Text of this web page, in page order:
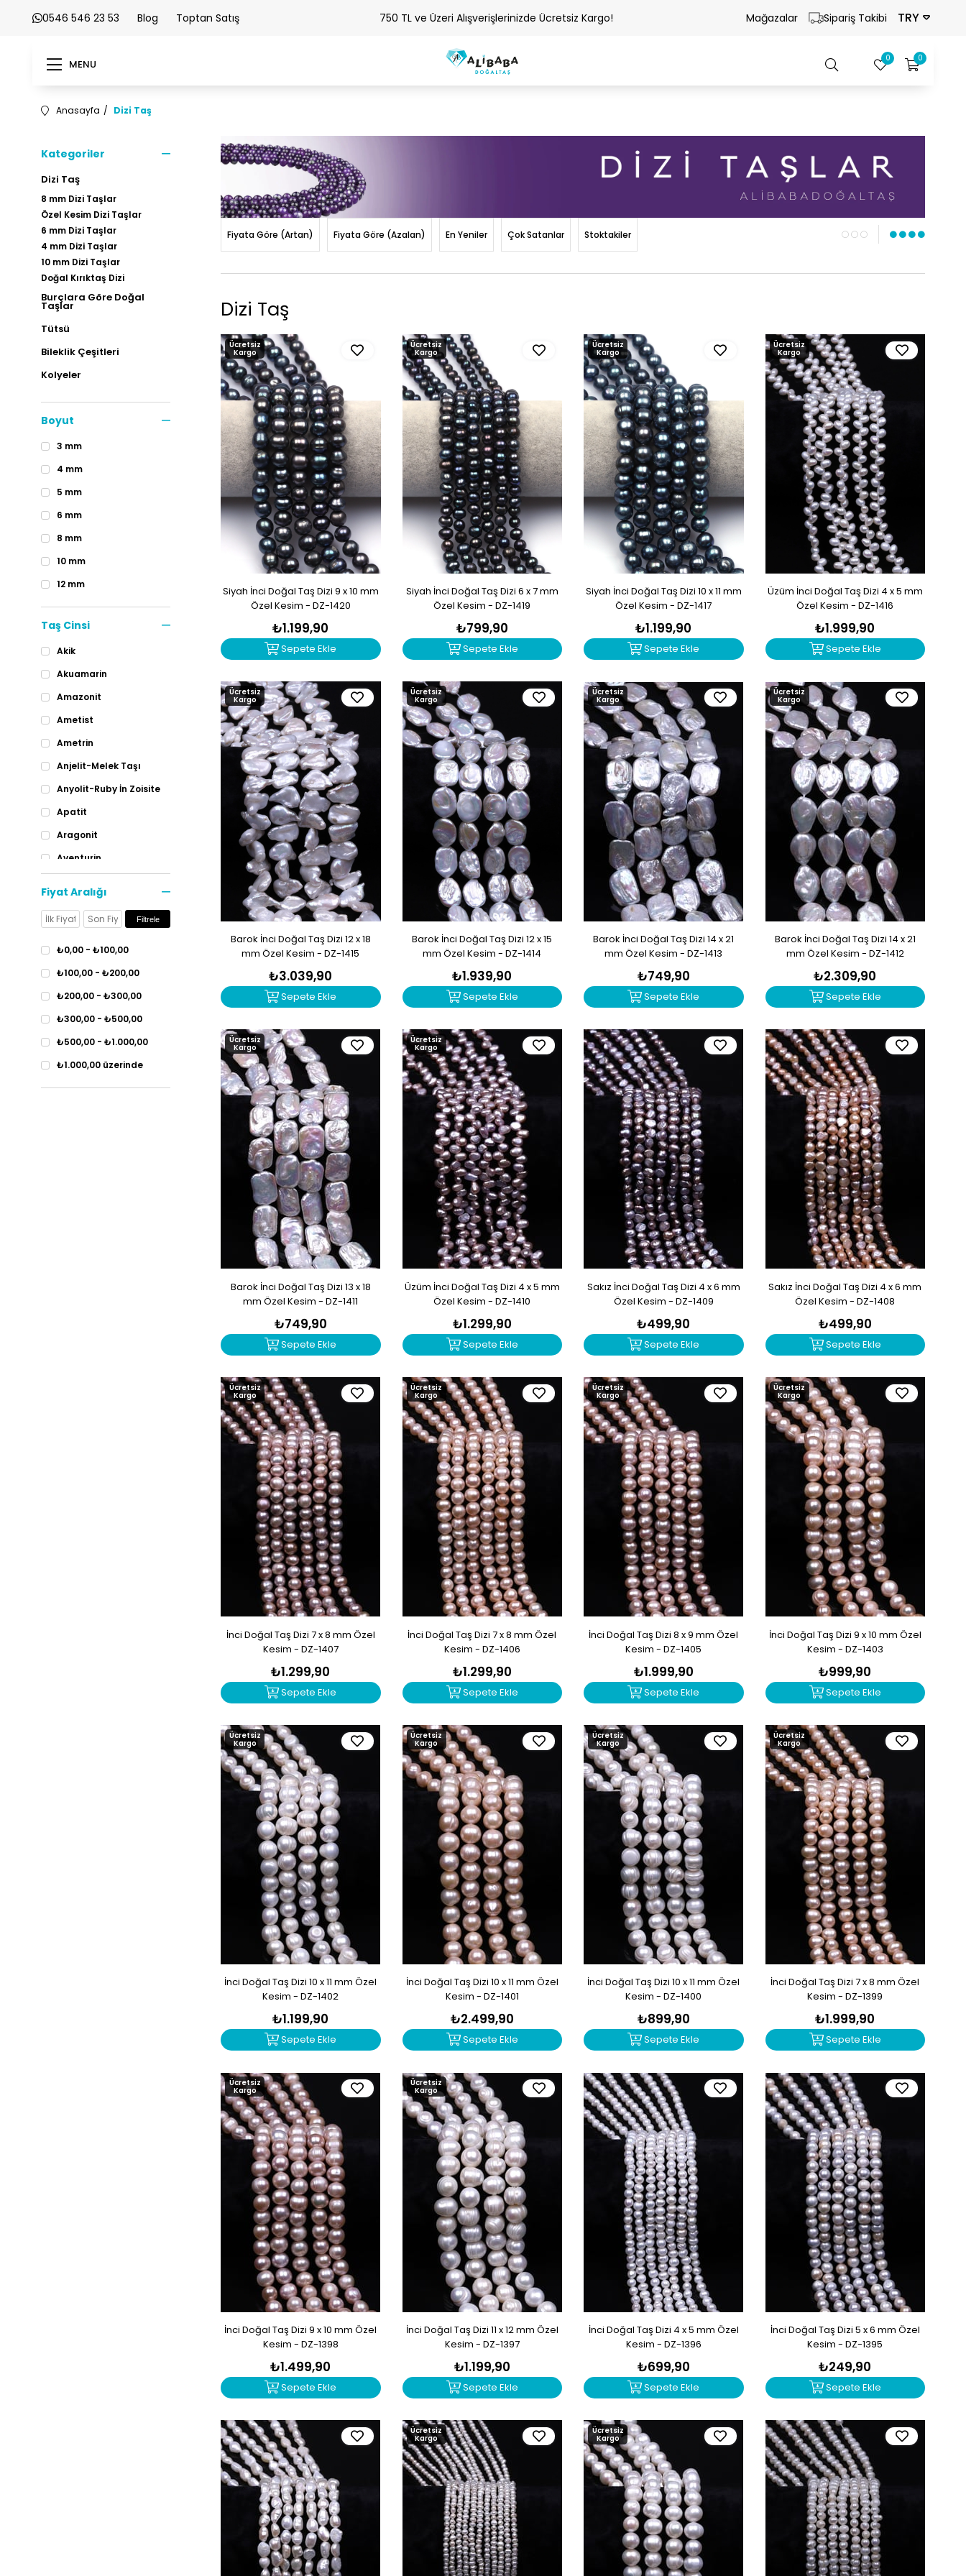
0546 546 23 53 Blog Toptan Satış 750 TL ve Üzeri Alışverişlerinizde Ücretsiz Kargo! Mağazalar Sipariş Takibi TRY
MENU 0
0
Anasayfa Dizi Taş
Kategoriler
Dizi Taş
8 mm Dizi Taşlar
Özel Kesim Dizi Taşlar
6 mm Dizi Taşlar
4 mm Dizi Taşlar
10 mm Dizi Taşlar
Doğal Kırıktaş Dizi
Burçlara Göre Doğal
Taşlar
Tütsü
Bileklik Çeşitleri
Kolyeler
Pandül Çeşitleri
Küpe Çeşitleri
Setler
Masaj Taşları
Anahtarlık
Yüzük
Doğal Taşlar
Doğal Taş Kütleler
Outlet
Boyut
3 mm
4 mm
5 mm
6 mm
8 mm
10 mm
12 mm
Taş Cinsi
Akik
Akuamarin
Amazonit
Ametist
Ametrin
Anjelit-Melek Taşı
Anyolit-Ruby İn Zoisite
Apatit
Aragonit
Aventurin
Bronzit
Çeroit
Diopsit
Dumanlı Kuvars
Dumortierit
Florit
Fuksit
Garnet-Lal
Fiyat Aralığı
Filtrele
₺0,00 - ₺100,00
₺100,00 - ₺200,00
₺200,00 - ₺300,00
₺300,00 - ₺500,00
₺500,00 - ₺1.000,00
₺1.000,00 üzerinde
Fiyata Göre (Artan) Fiyata Göre (Azalan) En Yeniler Çok Satanlar Stoktakiler
Dizi Taş
Siyah İnci Doğal Taş Dizi 9 x 10 mm
Özel Kesim - DZ-1420
₺1.199,90
Sepete Ekle
Ücretsiz
Kargo
Siyah İnci Doğal Taş Dizi 6 x 7 mm
Özel Kesim - DZ-1419
₺799,90
Sepete Ekle
Ücretsiz
Kargo
Siyah İnci Doğal Taş Dizi 10 x 11 mm
Özel Kesim - DZ-1417
₺1.199,90
Sepete Ekle
Ücretsiz
Kargo
Üzüm İnci Doğal Taş Dizi 4 x 5 mm
Özel Kesim - DZ-1416
₺1.999,90
Sepete Ekle
Ücretsiz
Kargo
Barok İnci Doğal Taş Dizi 12 x 18
mm Özel Kesim - DZ-1415
₺3.039,90
Sepete Ekle
Ücretsiz
Kargo
Barok İnci Doğal Taş Dizi 12 x 15
mm Özel Kesim - DZ-1414
₺1.939,90
Sepete Ekle
Ücretsiz
Kargo
Barok İnci Doğal Taş Dizi 14 x 21
mm Özel Kesim - DZ-1413
₺749,90
Sepete Ekle
Ücretsiz
Kargo
Barok İnci Doğal Taş Dizi 14 x 21
mm Özel Kesim - DZ-1412
₺2.309,90
Sepete Ekle
Ücretsiz
Kargo
Barok İnci Doğal Taş Dizi 13 x 18
mm Özel Kesim - DZ-1411
₺749,90
Sepete Ekle
Ücretsiz
Kargo
Üzüm İnci Doğal Taş Dizi 4 x 5 mm
Özel Kesim - DZ-1410
₺1.299,90
Sepete Ekle
Ücretsiz
Kargo
Sakız İnci Doğal Taş Dizi 4 x 6 mm
Özel Kesim - DZ-1409
₺499,90
Sepete Ekle
Sakız İnci Doğal Taş Dizi 4 x 6 mm
Özel Kesim - DZ-1408
₺499,90
Sepete Ekle
İnci Doğal Taş Dizi 7 x 8 mm Özel
Kesim - DZ-1407
₺1.299,90
Sepete Ekle
Ücretsiz
Kargo
İnci Doğal Taş Dizi 7 x 8 mm Özel
Kesim - DZ-1406
₺1.299,90
Sepete Ekle
Ücretsiz
Kargo
İnci Doğal Taş Dizi 8 x 9 mm Özel
Kesim - DZ-1405
₺1.999,90
Sepete Ekle
Ücretsiz
Kargo
İnci Doğal Taş Dizi 9 x 10 mm Özel
Kesim - DZ-1403
₺999,90
Sepete Ekle
Ücretsiz
Kargo
İnci Doğal Taş Dizi 10 x 11 mm Özel
Kesim - DZ-1402
₺1.199,90
Sepete Ekle
Ücretsiz
Kargo
İnci Doğal Taş Dizi 10 x 11 mm Özel
Kesim - DZ-1401
₺2.499,90
Sepete Ekle
Ücretsiz
Kargo
İnci Doğal Taş Dizi 10 x 11 mm Özel
Kesim - DZ-1400
₺899,90
Sepete Ekle
Ücretsiz
Kargo
İnci Doğal Taş Dizi 7 x 8 mm Özel
Kesim - DZ-1399
₺1.999,90
Sepete Ekle
Ücretsiz
Kargo
İnci Doğal Taş Dizi 9 x 10 mm Özel
Kesim - DZ-1398
₺1.499,90
Sepete Ekle
Ücretsiz
Kargo
İnci Doğal Taş Dizi 11 x 12 mm Özel
Kesim - DZ-1397
₺1.199,90
Sepete Ekle
Ücretsiz
Kargo
İnci Doğal Taş Dizi 4 x 5 mm Özel
Kesim - DZ-1396
₺699,90
Sepete Ekle
İnci Doğal Taş Dizi 5 x 6 mm Özel
Kesim - DZ-1395
₺249,90
Sepete Ekle
Ücretsiz
Kargo
Ücretsiz
Kargo